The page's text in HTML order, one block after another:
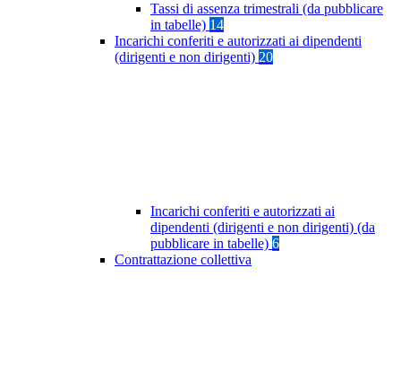
Tassi di assenza trimestrali (da pubblicare
in tabelle) 14
Incarichi conferiti e autorizzati ai dipendenti
(dirigenti e non dirigenti) 20
Incarichi conferiti e autorizzati ai
dipendenti (dirigenti e non dirigenti) (da
pubblicare in tabelle) 6
Contrattazione collettiva